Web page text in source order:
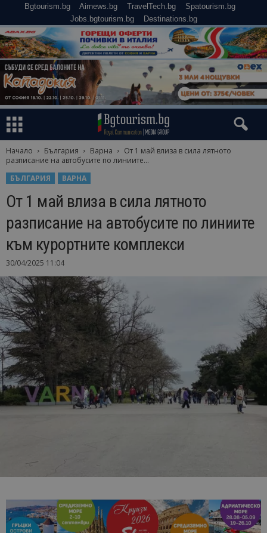
Bgtourism.bg Airnews.bg TravelTech.bg
Spatourism.bg
Jobs.bgtourism.bg
Destinations.bg
Начало България Варна
От 1 май влиза в сила лятното
разписание на автобусите по линиите...
БЪЛГАРИЯ
ВАРНА
От 1 май влиза в сила лятното
разписание на автобусите по линиите
към курортните комплекси
30/04/2025 11:04